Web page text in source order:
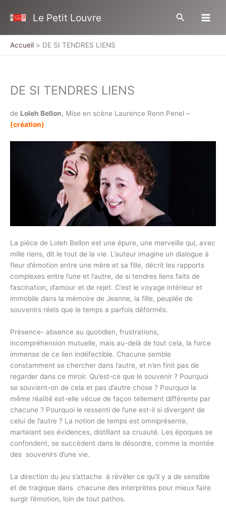
Le Petit Louvre Rechercher
Accueil DE SI TENDRES LIENS
DE SI TENDRES LIENS
de Loleh Bellon, Mise en scène Laurence Renn Penel –
(création)
La pièce de Loleh Bellon est une épure, une merveille qui, avec
mille riens, dit le tout de la vie. L’auteur imagine un dialogue à
fleur d’émotion entre une mère et sa fille, décrit les rapports
complexes entre l’une et l’autre, de si tendres liens faits de
fascination, d’amour et de rejet. C’est le voyage intérieur et
immobile dans la mémoire de Jeanne, la fille, peuplée de
souvenirs réels que le temps a parfois déformés.
Présence- absence au quotidien, frustrations,
incompréhension mutuelle, mais au-delà de tout cela, la force
immense de ce lien indéfectible. Chacune semble
constamment se chercher dans l’autre, et n’en finit pas de
regarder dans ce miroir. Qu’est-ce que le souvenir ? Pourquoi
se souvient-on de cela et pas d’autre chose ? Pourquoi la
même réalité est-elle vécue de façon tellement différente par
chacune ? Pourquoi le ressenti de l’une est-il si divergent de
celui de l’autre ? La notion de temps est omniprésente,
martelant ses évidences, distillant sa cruauté. Les époques se
confondent, se succèdent dans le désordre, comme la montée
des souvenirs d’une vie.
La direction du jeu s’attache à révéler ce qu’il y a de sensible
et de tragique dans chacune des interprètes pour mieux faire
surgir l’émotion, loin de tout pathos.